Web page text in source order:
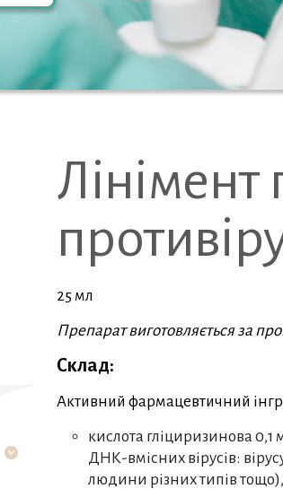
Лінімент
25 мл
Препарат виготовляється за
Склад:
Активний фармацевтичний
кислота гліциризинова
ДНК-вмісних вірусів:
людини різних типів